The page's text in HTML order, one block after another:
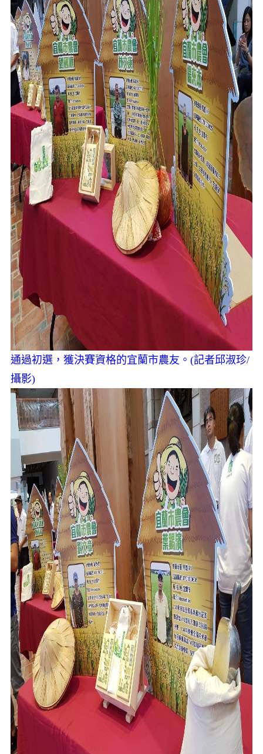
通過初選，獲決賽資格的宜蘭市農友。(記者邱淑珍/
攝影)